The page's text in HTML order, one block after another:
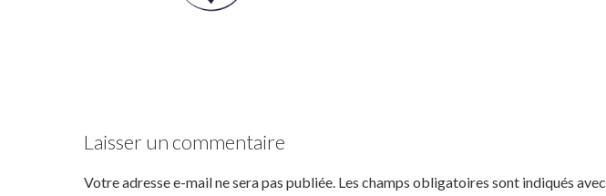
Laisser un commentaire
Votre adresse e-mail ne sera pas publiée. Les champs obligatoires sont indiqués avec